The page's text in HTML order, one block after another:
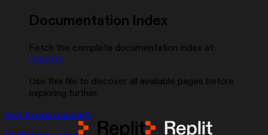
Documentation Index
Fetch the complete documentation index at:
/llms.txt
Use this file to discover all available pages before
exploring further.
Skip to main content